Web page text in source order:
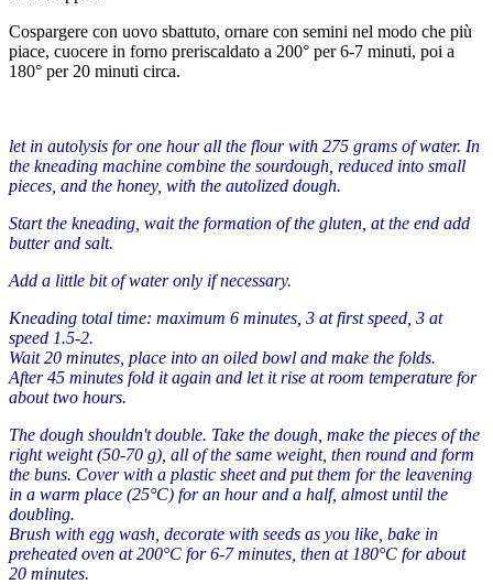
Cospargere con uovo sbattuto, ornare con semini nel modo che più
piace, cuocere in forno preriscaldato a 200° per 6-7 minuti, poi a
180° per 20 minuti circa.
let in autolysis for one hour all the flour with 275 grams of water. In
the kneading machine combine the sourdough, reduced into small
pieces and the honey, with the autolized dough.
Start the kneading, wait the formation of the gluten, at the end add
butter and salt.
Add a little bit of water only if necessary.
Kneading total time: maximum 6 minutes, 3 at first speed 3 at
speed 1.5-2.
Wait 20 minutes , place into an oiled bowl and make the folds.
After 45 minutes fold it again and let itrise at room temperature for
about two hours.
The dough shouldn't double. Take the dough make the pieces of the
right weight (50-70 g), all of the same weight, then round and form
the buns. Cover with a plastic sheet and put them for the leavening
in a warm place (25°C) for an hour and a half, almostuntil the
doubling.
Brush with egg wash decorate with seeds as you like bake in
preheated oven at 200°C for 6-7 minutes then at 180°C forabout
20 minutes.